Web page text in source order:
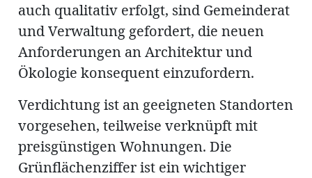
auch qualitativ erfolgt, sind Gemeinderat
und Verwaltung gefordert, die neuen
Anforderungen an Architektur und
Ökologie konsequent einzufordern.
Verdichtung ist an geeigneten Standorten
vorgesehen, teilweise verknüpft mit
preisgünstigen Wohnungen. Die
Grünflächenziffer ist ein wichtiger